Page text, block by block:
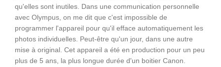
qu'elles sont inutiles. Dans une communication personnelle
avec Olympus, on me dit que c'est impossible de
programmer l'appareil pour qu'il efface automatiquement les
photos individuelles. Peut-être qu'un jour, dans une autre
mise à original. Cet appareil a été en production pour un peu
plus de 5 ans, la plus longue durée d'un boitier Canon.